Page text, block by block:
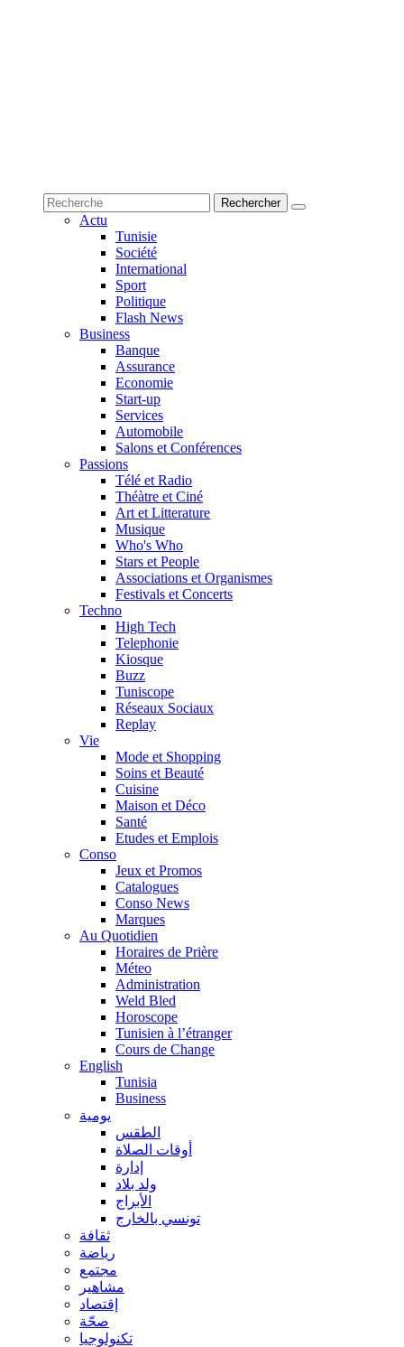
Actu
Tunisie
Société
International
Sport
Politique
Flash News
Business
Banque
Assurance
Economie
Start-up
Services
Automobile
Salons et Conférences
Passions
Télé et Radio
Théàtre et Ciné
Art et Litterature
Musique
Who's Who
Stars et People
Associations et Organismes
Festivals et Concerts
Techno
High Tech
Telephonie
Kiosque
Buzz
Tuniscope
Réseaux Sociaux
Replay
Vie
Mode et Shopping
Soins et Beauté
Cuisine
Maison et Déco
Santé
Etudes et Emplois
Conso
Jeux et Promos
Catalogues
Conso News
Marques
Au Quotidien
Horaires de Prière
Méteo
Administration
Weld Bled
Horoscope
Tunisien à l’étranger
Cours de Change
English
Tunisia
Business
يومية
الطقس
أوقات الصلاة
إدارة
ولد بلاد
الأبراج
تونسي بالخارج
ثقافة
رياضة
مجتمع
مشاهير
إقتصاد
صحّة
تكنولوجيا